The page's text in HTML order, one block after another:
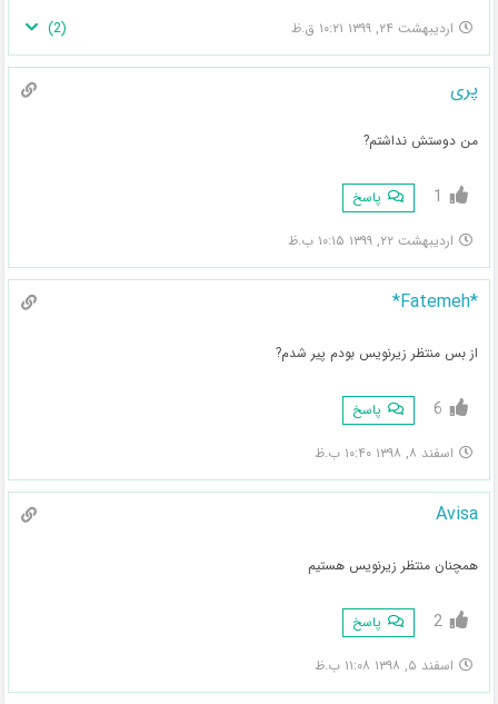
اردیبهشت ۲۴, ۱۳۹۹ ۱۰:۲۱ ق.ظ (
2
)
پری
من دوستش نداشتم?
1 پاسخ
اردیبهشت ۲۲, ۱۳۹۹ ۱۰:۱۵ ب.ظ
*Fatemeh*
از بس منتظر زیرنویس بودم پیر شدم?
6 پاسخ
اسفند ۸, ۱۳۹۸ ۱۰:۴۰ ب.ظ
Avisa
همچنان منتظر زیرنویس هستیم
2 پاسخ
اسفند ۵, ۱۳۹۸ ۱۱:۰۸ ب.ظ